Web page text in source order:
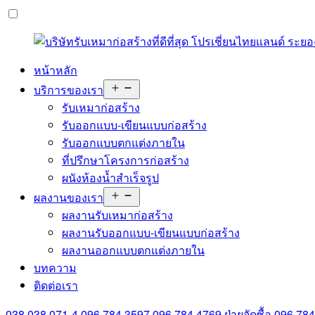
หน้าหลัก
บริการของเรา
menu
รับเหมาก่อสร้าง
รับออกแบบ-เขียนแบบก่อสร้าง
รับออกแบบตกแต่งภายใน
ที่ปรึกษาโครงการก่อสร้าง
ผนังห้องน้ำสำเร็จรูป
ผลงานของเรา
menu
ผลงานรับเหมาก่อสร้าง
ผลงานรับออกแบบ-เขียนแบบก่อสร้าง
ผลงานออกแบบตกแต่งภายใน
บทความ
ติดต่อเรา